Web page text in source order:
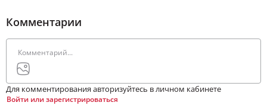
Комментарии
Для комментирования авторизуйтесь в личном кабинете
Войти или зарегистрироваться